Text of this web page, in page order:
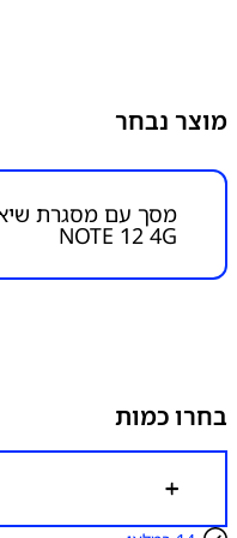
מוצר נבחר
NOTE 12 4G
בחרו כמות